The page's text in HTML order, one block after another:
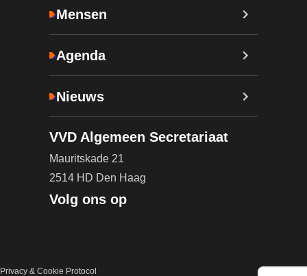
Mensen
Agenda
Nieuws
VVD Algemeen Secretariaat
Mauritskade 21
2514 HD Den Haag
Volg ons op
Privacy & Cookie Protocol